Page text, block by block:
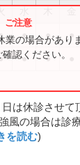
● ● ●
● ●
業の場合があり
認ください。
は休診させて
風の場合は診
を読む)